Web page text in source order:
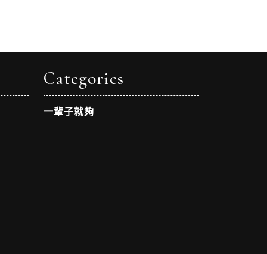
Categories
一輩子就夠